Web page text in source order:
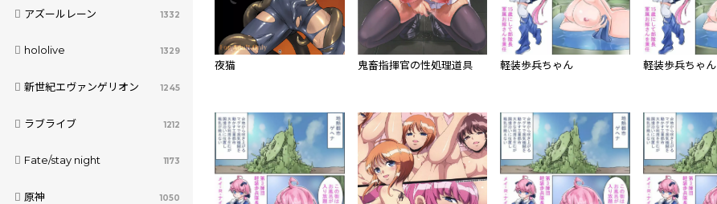
アズールレーン 1332
hololive 1329
新世紀エヴァンゲリオン 1245
ラブライブ 1212
Fate/stay night 1173
原神 1050
夜猫 鬼畜指揮官の性処理道具 軽装歩兵ちゃん 軽装歩兵ちゃん